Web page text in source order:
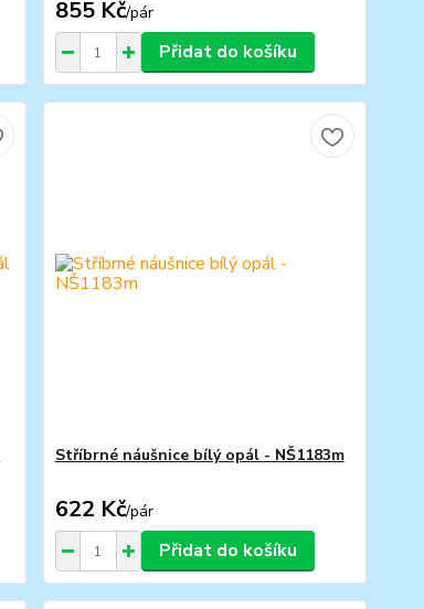
855 Kč/pár
Přidat do košíku
Stříbrné náušnice bílý opál - NŠ1183m
622 Kč/pár
Přidat do košíku